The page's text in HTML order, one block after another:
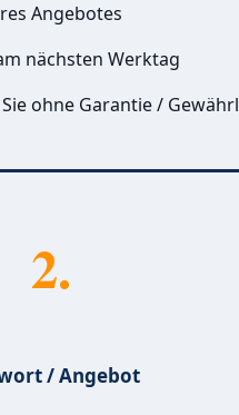
Angebotes
nächsten Werktag
ohne Garantie /
2.
/ Angebot